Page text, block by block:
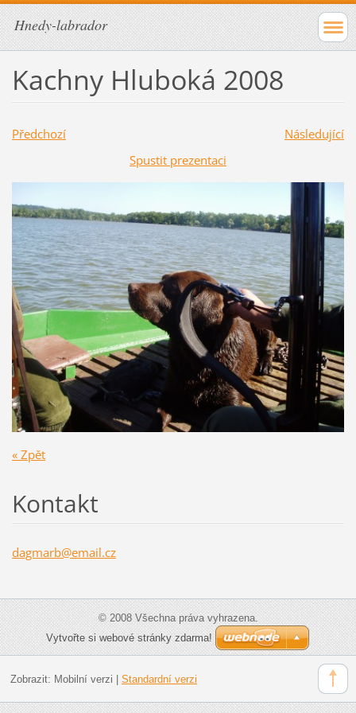
Hnedy-labrador
Kachny Hluboká 2008
Předchozí
Následující
Spustit prezentaci
« Zpět
Kontakt
dagmarb@email.cz
© 2008 Všechna práva vyhrazena.
Vytvořte si webové stránky zdarma!
Zobrazit: Mobilní verzi Standardní verzi